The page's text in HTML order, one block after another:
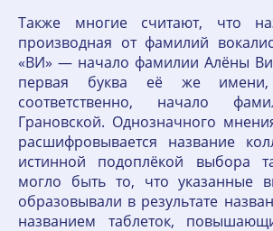
Также многие считают, что
производная от фамилий
«ВИ» — начало фамилии Алёны
первая буква её же
соответственно, начало
Грановской. Однозначного
расшифровывается название
истинной подоплёкой выбора
могло быть то, что указанные
образовывали в результате
названием таблеток,